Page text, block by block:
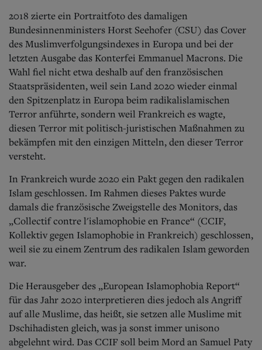
2018 zierte ein Portraitfoto des damaligen
Bundesinnenministers Horst Seehofer (CSU) das Cover
des Muslimverfolgungsindexes in Europa und bei der
letzten Ausgabe das Konterfei Emmanuel Macrons. Die
Wahl fiel nicht etwa deshalb auf den französischen
Staatspräsidenten, weil sein Land 2020 wieder einmal
den Spitzenplatz in Europa beim radikalislamischen
Terror anführte, sondern weil Frankreich es wagte,
diesen Terror mit politisch-juristischen Maßnahmen zu
bekämpfen mit den einzigen Mitteln, den dieser Terror
versteht.
In Frankreich wurde 2020 ein Pakt gegen den radikalen
Islam geschlossen. Im Rahmen dieses Paktes wurde
damals die französische Zweigstelle des Monitors, das
„Collectif contre l'islamophobie en France“ (CCIF,
Kollektiv gegen Islamophobie in Frankreich) geschlossen,
weil sie zu einem Zentrum des radikalen Islam geworden
war.
Die Herausgeber des „European Islamophobia Report“
für das Jahr 2020 interpretieren dies jedoch als Angriff
auf alle Muslime, das heißt, sie setzen alle Muslime mit
Dschihadisten gleich, was ja sonst immer unisono
abgelehnt wird. Das CCIF soll beim Mord an Samuel Paty